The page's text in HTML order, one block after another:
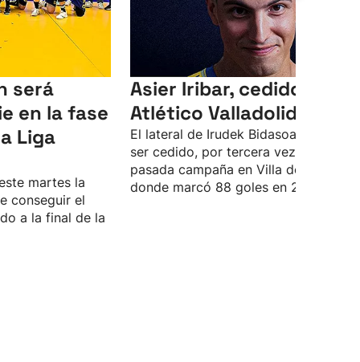
será
en la fase
Liga
martes la
conseguir el
a la final de la
Asier Iribar, cedido al
Atlético Valladolid
El lateral de Irudek Bidasoa volverá a
ser cedido, por tercera vez, tras la
pasada campaña en Villa de Aranda,
donde marcó 88 goles en 27